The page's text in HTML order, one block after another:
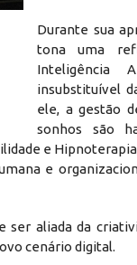
Durante sua
tona uma
Inteligência
insubstituível
ele, a gestão
sonhos são
e
e
aliada da
cenário digital.